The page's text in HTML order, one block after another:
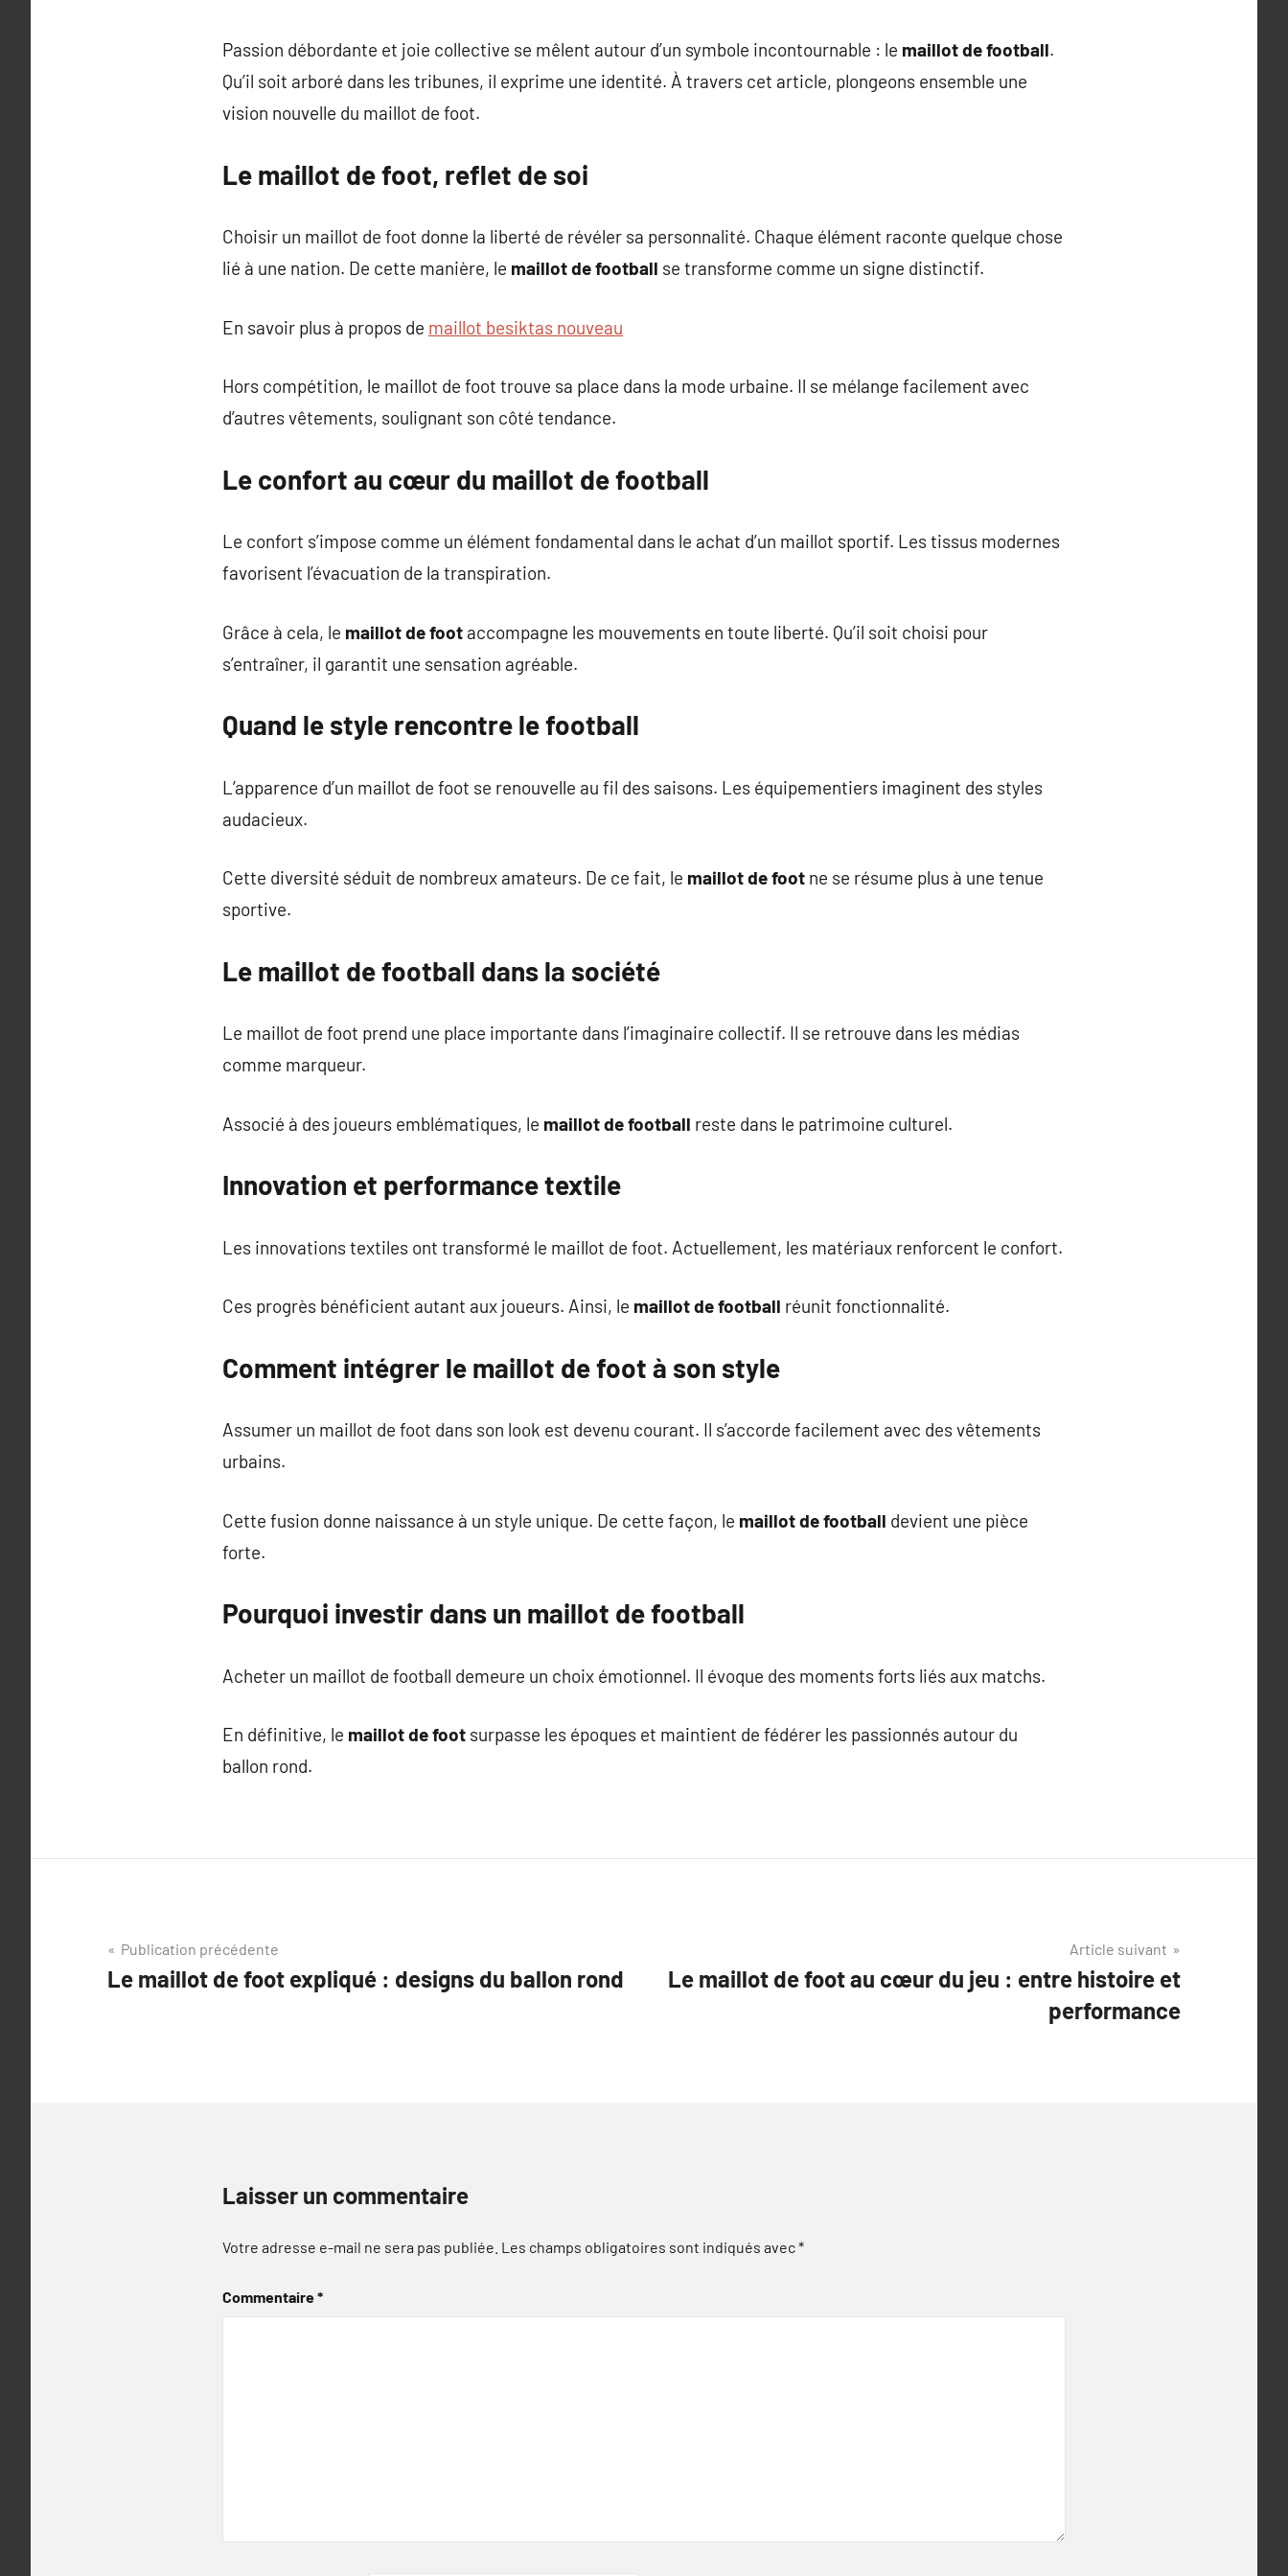
Passion débordante et joie collective se mêlent autour d’un symbole incontournable : le maillot de football.
Qu’il soit arboré dans les tribunes, il exprime une identité. À travers cet article, plongeons ensemble une
vision nouvelle du maillot de foot.
Le maillot de foot, reflet de soi
Choisir un maillot de foot donne la liberté de révéler sa personnalité. Chaque élément raconte quelque chose
lié à une nation. De cette manière, le maillot de football se transforme comme un signe distinctif.
En savoir plus à propos de maillot besiktas nouveau
Hors compétition, le maillot de foot trouve sa place dans la mode urbaine. Il se mélange facilement avec
d’autres vêtements, soulignant son côté tendance.
Le confort au cœur du maillot de football
Le confort s’impose comme un élément fondamental dans le achat d’un maillot sportif. Les tissus modernes
favorisent l’évacuation de la transpiration.
Grâce à cela, le maillot de foot accompagne les mouvements en toute liberté. Qu’il soit choisi pour
s’entraîner, il garantit une sensation agréable.
Quand le style rencontre le football
L’apparence d’un maillot de foot se renouvelle au fil des saisons. Les équipementiers imaginent des styles
audacieux.
Cette diversité séduit de nombreux amateurs. De ce fait, le maillot de foot ne se résume plus à une tenue
sportive.
Le maillot de football dans la société
Le maillot de foot prend une place importante dans l’imaginaire collectif. Il se retrouve dans les médias
comme marqueur.
Associé à des joueurs emblématiques, le maillot de football reste dans le patrimoine culturel.
Innovation et performance textile
Les innovations textiles ont transformé le maillot de foot. Actuellement, les matériaux renforcent le confort.
Ces progrès bénéficient autant aux joueurs. Ainsi, le maillot de football réunit fonctionnalité.
Comment intégrer le maillot de foot à son style
Assumer un maillot de foot dans son look est devenu courant. Il s’accorde facilement avec des vêtements
urbains.
Cette fusion donne naissance à un style unique. De cette façon, le maillot de football devient une pièce
forte.
Pourquoi investir dans un maillot de football
Acheter un maillot de football demeure un choix émotionnel. Il évoque des moments forts liés aux matchs.
En définitive, le maillot de foot surpasse les époques et maintient de fédérer les passionnés autour du
ballon rond.
Navigation
de
Publication précédente
Le maillot de foot expliqué : designs du ballon rond
Article suivant
Le maillot de foot au cœur du jeu : entre histoire et
performance
Laisser un commentaire
Votre adresse e-mail ne sera pas publiée. Les champs obligatoires sont indiqués avec*
Commentaire*